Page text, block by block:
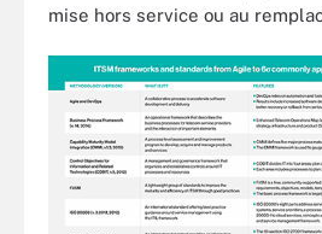
mise hors service ou au